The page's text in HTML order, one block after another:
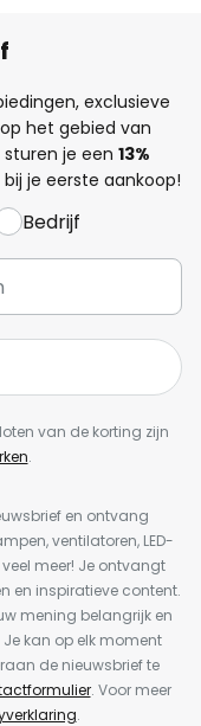
exclusieve
het gebied van
je een 13%
je eerste aankoop!
Bedrijf
van de korting zijn
.
en ontvang
ventilatoren, LED-
meer! Je ontvangt
en inspiratieve content.
mening belangrijk en
kan op elk moment
de nieuwsbrief te
. Voor meer
.